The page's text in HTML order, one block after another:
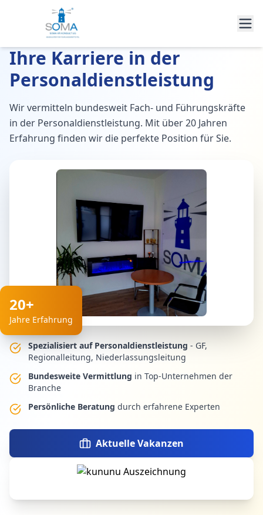
Ihre Karriere in der
Personaldienstleistung
Wir vermitteln bundesweit Fach- und Führungskräfte
in der Personaldienstleistung. Mit über 20 Jahren
Erfahrung finden wir die perfekte Position für Sie.
20+
Jahre Erfahrung
Spezialisiert auf Personaldienstleistung - GF,
Regionalleitung, Niederlassungsleitung
Bundesweite Vermittlung in Top-Unternehmen der
Branche
Persönliche Beratung durch erfahrene Experten
Aktuelle Vakanzen